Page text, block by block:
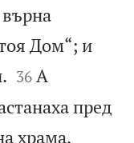
Дом“; и


36 А
пред
храма,